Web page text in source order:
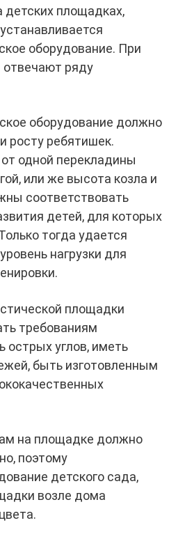
детских площадках,
оборудование. При
ряду
оборудование должно
росту ребятишек.
одной перекладины
или же высота козла и
соответствовать
детей, для которых
тогда удается
нагрузки для
площадки
требованиям
острых углов, иметь
быть изготовленным
на площадке должно
поэтому
детского сада,
возле дома